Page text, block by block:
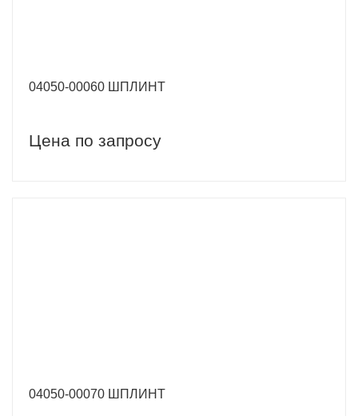
04050-00060 ШПЛИНТ
Цена по запросу
04050-00070 ШПЛИНТ